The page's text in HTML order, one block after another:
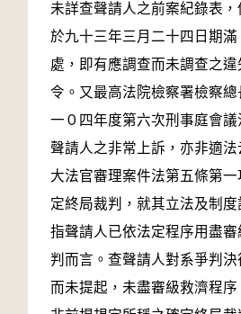
未詳查聲請人之前案紀錄表
於九十三年三月二十四日期
處，即有應調查而未調查之
令。又最高法院檢察署檢察
一０四年度第六次刑事庭會議
聲請人之非常上訴，亦非適
大法官審理案件法第五條第
定終局裁判，就其立法及制
指聲請人已依法定程序用盡
判而言。查聲請人對系爭判
而未提起，未盡審級救濟程